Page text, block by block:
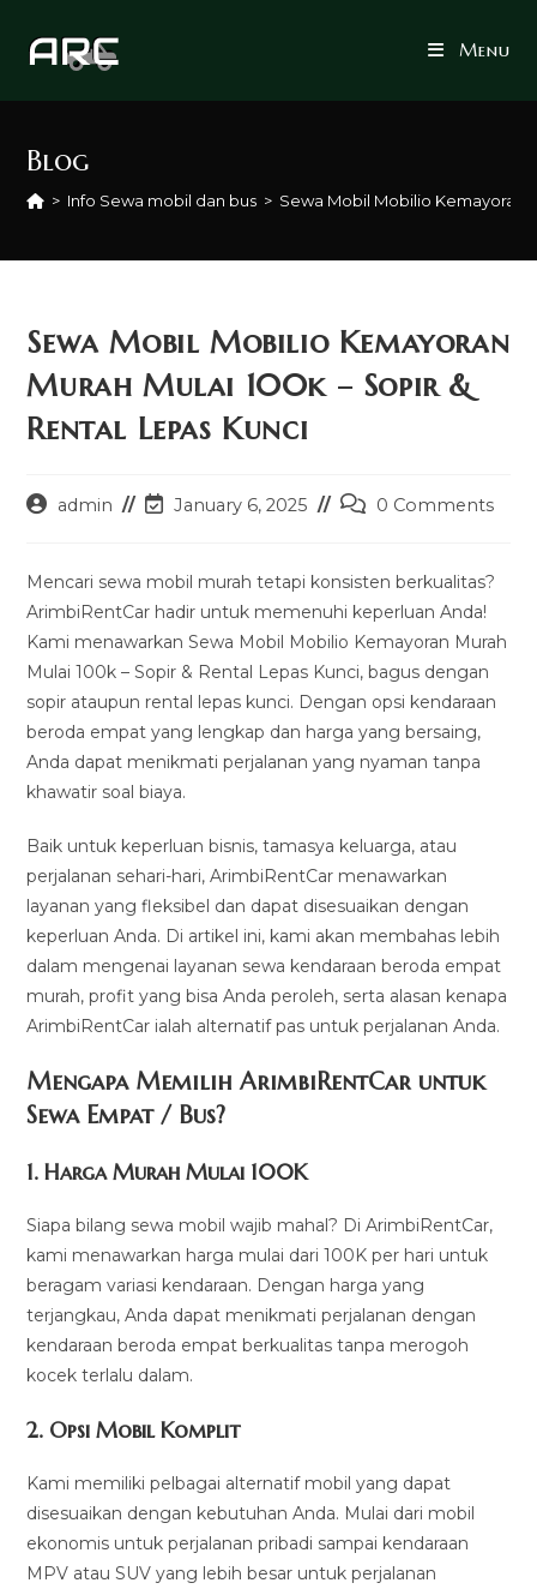
Menu
Blog
> Info Sewa mobil dan bus > Sewa Mobil Mobilio Kemayoran
Sewa Mobil Mobilio Kemayoran
Murah Mulai 100k – Sopir &
Rental Lepas Kunci
Postadmin
PostJanuary 6, 2025
Post0 Comments
Mencari sewa mobil murah tetapi konsisten berkualitas?
ArimbiRentCar hadir untuk memenuhi keperluan Anda!
Kami menawarkan Sewa Mobil Mobilio Kemayoran Murah
Mulai 100k – Sopir & Rental Lepas Kunci, bagus dengan
sopir ataupun rental lepas kunci. Dengan opsi kendaraan
beroda empat yang lengkap dan harga yang bersaing,
Anda dapat menikmati perjalanan yang nyaman tanpa
khawatir soal biaya.
Baik untuk keperluan bisnis, tamasya keluarga, atau
perjalanan sehari-hari, ArimbiRentCar menawarkan
layanan yang fleksibel dan dapat disesuaikan dengan
keperluan Anda. Di artikel ini, kami akan membahas lebih
dalam mengenai layanan sewa kendaraan beroda empat
murah, profit yang bisa Anda peroleh, serta alasan kenapa
ArimbiRentCar ialah alternatif pas untuk perjalanan Anda.
Mengapa Memilih ArimbiRentCar untuk
Sewa Empat / Bus?
1.Harga Murah Mulai 100K
Siapa bilang sewa mobil wajib mahal? Di ArimbiRentCar,
kami menawarkan harga mulai dari 100K per hari untuk
beragam variasi kendaraan. Dengan harga yang
terjangkau, Anda dapat menikmati perjalanan dengan
kendaraan beroda empat berkualitas tanpa merogoh
kocek terlalu dalam.
2. Opsi Mobil Komplit
Kami memiliki pelbagai alternatif mobil yang dapat
disesuaikan dengan kebutuhan Anda. Mulai dari mobil
ekonomis untuk perjalanan pribadi sampai kendaraan
MPV atau SUV yang lebih besar untuk perjalanan